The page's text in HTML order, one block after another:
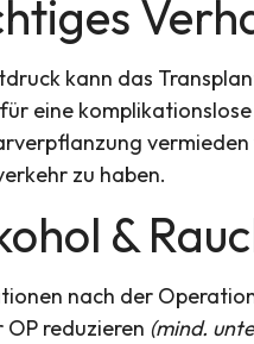
kann das
eine
zu haben.
&
nach der
reduzieren (mind.